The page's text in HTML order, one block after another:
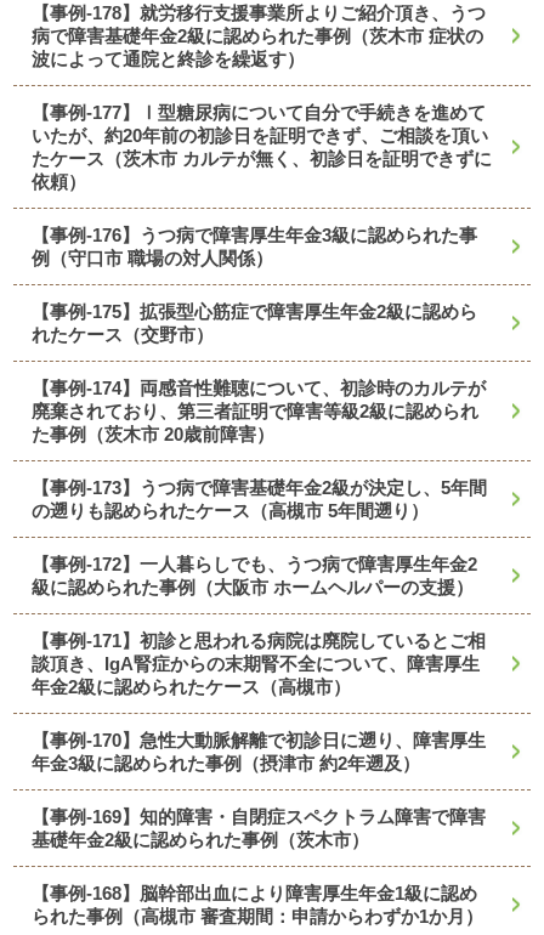
【事例-178】就労移行支援事業所よりご紹介頂き、うつ
病で障害基礎年金2級に認められた事例（茨木市 症状の
波によって通院と終診を繰返す）
【事例-177】Ⅰ型糖尿病について自分で手続きを進めて
いたが、約20年前の初診日を証明できず、ご相談を頂い
たケース（茨木市 カルテが無く、初診日を証明できずに
依頼）
【事例-176】うつ病で障害厚生年金3級に認められた事
例（守口市 職場の対人関係）
【事例-175】拡張型心筋症で障害厚生年金2級に認めら
れたケース（交野市）
【事例-174】両感音性難聴について、初診時のカルテが
廃棄されており、第三者証明で障害等級2級に認められ
た事例（茨木市 20歳前障害）
【事例-173】うつ病で障害基礎年金2級が決定し、5年間
の遡りも認められたケース（高槻市 5年間遡り）
【事例-172】一人暮らしでも、うつ病で障害厚生年金2
級に認められた事例（大阪市 ホームヘルパーの支援）
【事例-171】初診と思われる病院は廃院しているとご相
談頂き、IgA腎症からの末期腎不全について、障害厚生
年金2級に認められたケース（高槻市）
【事例-170】急性大動脈解離で初診日に遡り、障害厚生
年金3級に認められた事例（摂津市 約2年遡及）
【事例-169】知的障害・自閉症スペクトラム障害で障害
基礎年金2級に認められた事例（茨木市）
【事例-168】脳幹部出血により障害厚生年金1級に認め
られた事例（高槻市 審査期間：申請からわずか1か月）